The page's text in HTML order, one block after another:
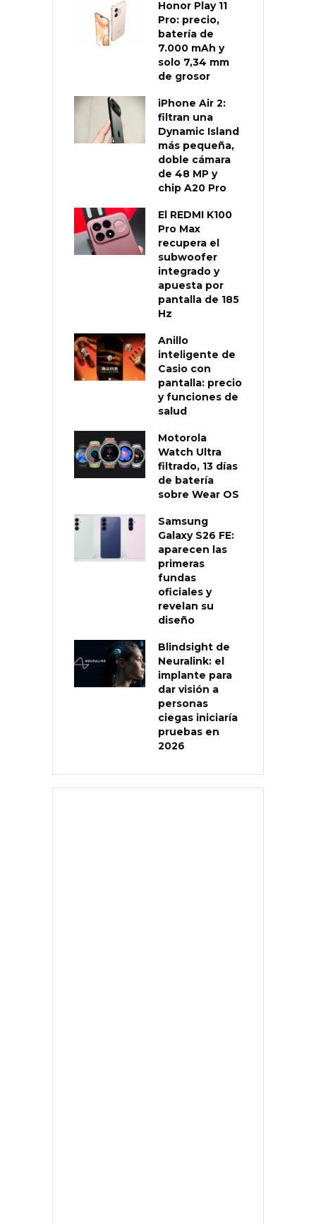
Honor Play 11
Pro: precio,
batería de
7.000 mAh y
solo 7,34 mm
de grosor
iPhone Air 2:
filtran una
Dynamic Island
más pequeña,
doble cámara
de 48 MP y
chip A20 Pro
El REDMI K100
Pro Max
recupera el
subwoofer
integrado y
apuesta por
pantalla de 185
Hz
Anillo
inteligente de
Casio con
pantalla: precio
y funciones de
salud
Motorola
Watch Ultra
filtrado, 13 días
de batería
sobre Wear OS
Samsung
Galaxy S26 FE:
aparecen las
primeras
fundas
oficiales y
revelan su
diseño
Blindsight de
Neuralink: el
implante para
dar visión a
personas
ciegas iniciaría
pruebas en
2026